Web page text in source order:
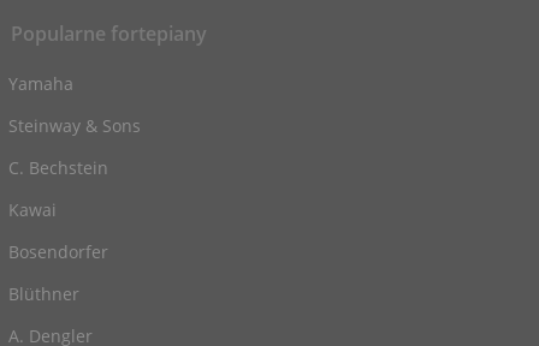
Popularne fortepiany
Yamaha
Steinway & Sons
C. Bechstein
Kawai
Bosendorfer
Blüthner
A. Dengler